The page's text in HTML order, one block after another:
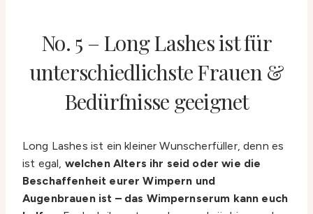
No. 5 – Long Lashes ist für
unterschiedlichste Frauen &
Bedürfnisse geeignet
Long Lashes ist ein kleiner Wunscherfüller, denn es
ist egal, welchen Alters ihr seid oder wie die
Beschaffenheit eurer Wimpern und
Augenbrauen ist – das Wimpernserum kann euch